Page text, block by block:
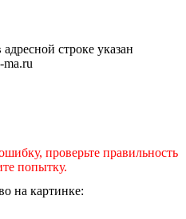
строке указан
проверьте правильность
попытку.
на картинке: